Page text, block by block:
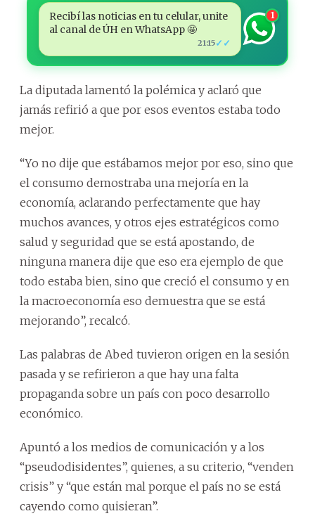
Recibí las noticias en tu celular, unite
al canal de ÚH en WhatsApp 🤩
21:15✓✓
1
La diputada lamentó la polémica y aclaró que
jamás refirió a que por esos eventos estaba todo
mejor.
“Yo no dije que estábamos mejor por eso, sino que
el consumo demostraba una mejoría en la
economía, aclarando perfectamente que hay
muchos avances, y otros ejes estratégicos como
salud y seguridad que se está apostando, de
ninguna manera dije que eso era ejemplo de que
todo estaba bien, sino que creció el consumo y en
la macroeconomía eso demuestra que se está
mejorando”, recalcó.
Las palabras de Abed tuvieron origen en la sesión
pasada y se refirieron a que hay una falta
propaganda sobre un país con poco desarrollo
económico.
Apuntó a los medios de comunicación y a los
“pseudodisidentes”, quienes, a su criterio, “venden
crisis” y “que están mal porque el país no se está
cayendo como quisieran”.